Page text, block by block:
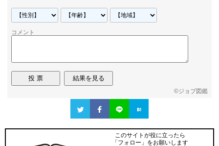
コメント
©ジョブ図鑑
このサイトが役に立ったら
「フォロー」をお願いします